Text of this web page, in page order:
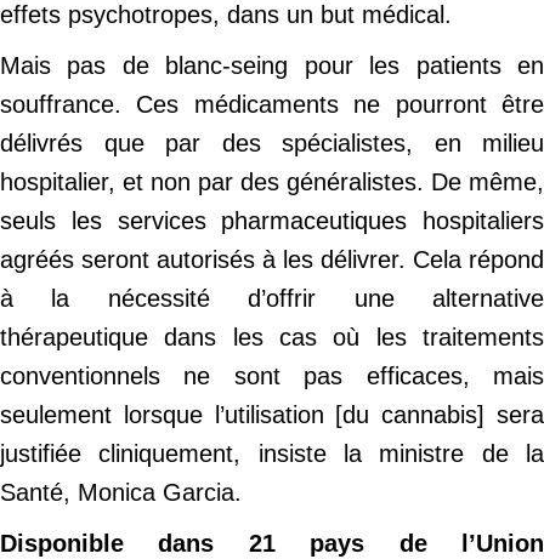
effets psychotropes, dans un but médical.
Mais pas de blanc-seing pour les patients en
souffrance. Ces médicaments ne pourront être
délivrés que par des spécialistes, en milieu
hospitalier, et non par des généralistes. De même,
seuls les services pharmaceutiques hospitaliers
agréés seront autorisés à les délivrer. Cela répond
à la nécessité d’offrir une alternative
thérapeutique dans les cas où les traitements
conventionnels ne sont pas efficaces, mais
seulement lorsque l’utilisation [du cannabis] sera
justifiée cliniquement, insiste la ministre de la
Santé, Monica Garcia.
Disponible dans 21 pays de l’Union